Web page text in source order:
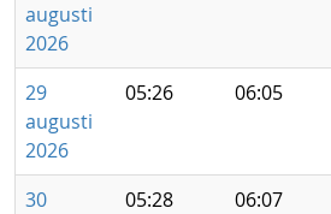
augusti
2026
29
augusti
2026
05:26 06:05
30
05:28 06:07